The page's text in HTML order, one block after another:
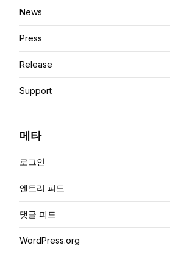
News
Press
Release
Support
메타
로그인
엔트리 피드
댓글 피드
WordPress.org